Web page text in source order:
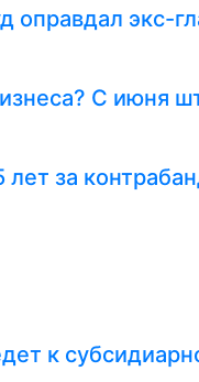
оправдал экс-
С июня
за
к